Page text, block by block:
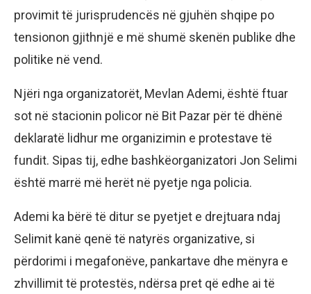
provimit të jurisprudencës në gjuhën shqipe po
tensionon gjithnjë e më shumë skenën publike dhe
politike në vend.
Njëri nga organizatorët, Mevlan Ademi, është ftuar
sot në stacionin policor në Bit Pazar për të dhënë
deklaratë lidhur me organizimin e protestave të
fundit. Sipas tij, edhe bashkëorganizatori Jon Selimi
është marrë më herët në pyetje nga policia.
Ademi ka bërë të ditur se pyetjet e drejtuara ndaj
Selimit kanë qenë të natyrës organizative, si
përdorimi i megafonëve, pankartave dhe mënyra e
zhvillimit të protestës, ndërsa pret që edhe ai të